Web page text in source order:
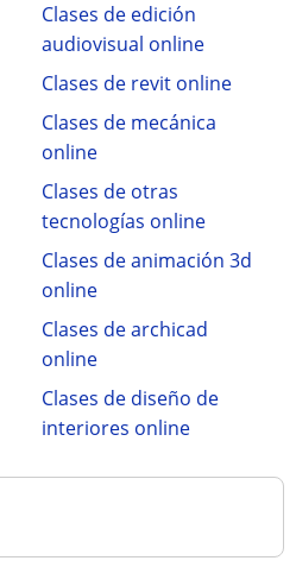
Clases de edición
audiovisual online
Clases de revit online
Clases de mecánica
online
Clases de otras
tecnologías online
Clases de animación 3d
online
Clases de archicad
online
Clases de diseño de
interiores online